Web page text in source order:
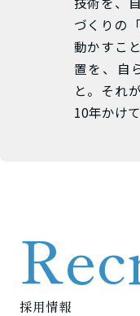
づくりの
動かすこ
置を、自
と。それ
10年かけ
採用情報